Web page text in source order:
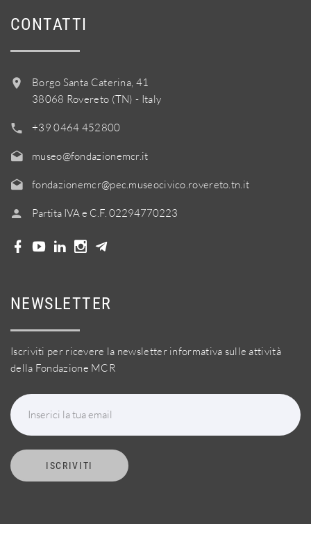
CONTATTI
Borgo Santa Caterina, 41
38068 Rovereto (TN) - Italy
+39 0464 452800
museo@fondazionemcr.it
fondazionemcr@pec.museocivico.rovereto.tn.it
Partita IVA e C.F. 02294770223
NEWSLETTER
Iscriviti per ricevere la newsletter informativa sulle attività
della Fondazione MCR
Inserici la tua email
ISCRIVITI